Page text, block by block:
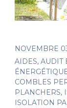
NOVEMBRE
AIDES, AUDIT
COMBLES
PLANCHERS,
ISOLATION